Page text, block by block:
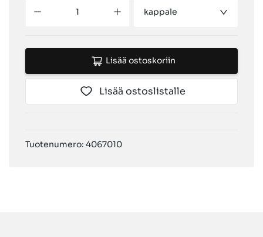
kappale
Lisää ostoskoriin
Lisää ostoslistalle
Tuotenumero: 4067010